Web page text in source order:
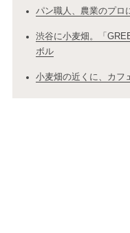
パン職人、農業のプロ
渋谷に小麦畑。「
ボル
小麦畑の近くに、カフ